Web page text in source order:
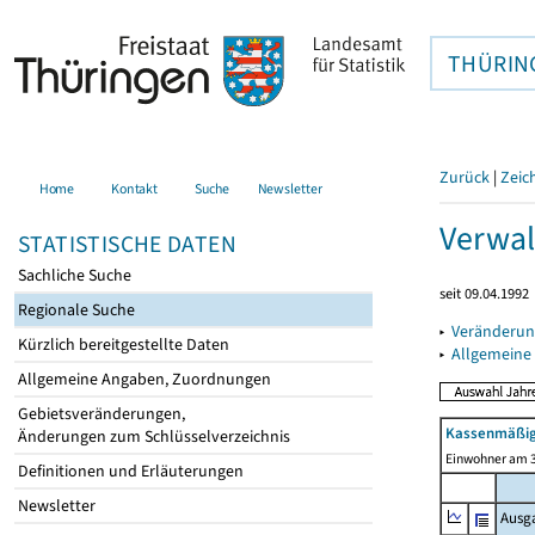
Home Kontakt Suche Newsletter
STATISTISCHE DATEN
Sachliche Suche
Regionale Suche
Kürzlich bereitgestellte Daten
Allgemeine Angaben, Zuordnungen
Gebietsveränderungen,
Änderungen zum Schlüsselverzeichnis
Definitionen und Erläuterungen
Newsletter
Zurück |
seit 09.04.1992
▸
▸
Einwohner am